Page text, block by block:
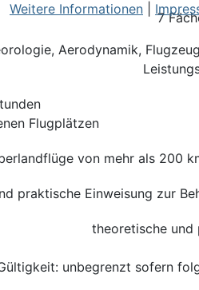
7
Aerodynamik,
Flugplätzen
von mehr als 200
praktische Einweisung zur
theoretische und
unbegrenzt sofern
Weitere Informationen